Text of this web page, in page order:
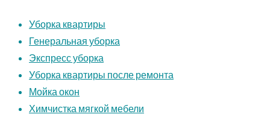
Уборка квартиры
Генеральная уборка
Экспресс уборка
Уборка квартиры после ремонта
Мойка окон
Химчистка мягкой мебели